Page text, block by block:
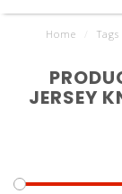
Home Tags
JERSEY